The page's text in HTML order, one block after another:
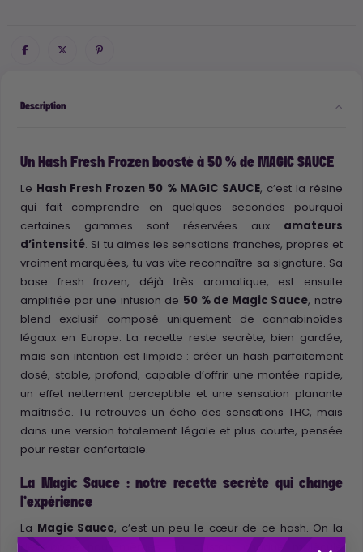
Description
Un Hash Fresh Frozen boosté à 50 % de MAGIC SAUCE
Le Hash Fresh Frozen 50 % MAGIC SAUCE, c’est la résine
qui fait comprendre en quelques secondes pourquoi
certaines gammes sont réservées aux amateurs
d’intensité. Si tu aimes les sensations franches, propres et
vraiment marquées, tu vas vite reconnaître sa signature. Sa
base fresh frozen, déjà très aromatique, est ensuite
amplifiée par une infusion de 50 % de Magic Sauce, notre
blend exclusif composé uniquement de cannabinoïdes
légaux en Europe. La recette reste secrète, bien gardée,
mais son intention est limpide : créer un hash parfaitement
dosé, stable, profond, capable d’offrir une montée rapide,
un effet nettement perceptible et une sensation planante
maîtrisée. Tu retrouves un écho des sensations THC, mais
dans une version totalement légale et plus courte, pensée
pour rester confortable.
La Magic Sauce : notre recette secrète qui change
l’expérience
La Magic Sauce, c’est un peu le cœur de ce hash. On la
développe nous-mêmes, en ajustant chaque molécule